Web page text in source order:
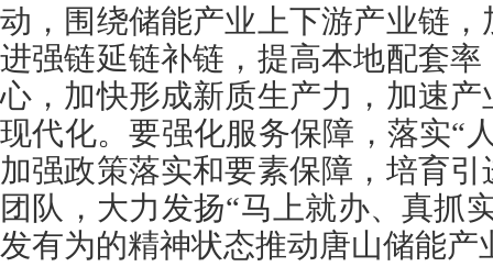
动，围绕储能产业上下游产业链
进强链延链补链，提高本地配套
心，加快形成新质生产力，加速
现代化。要强化服务保障，落实“
加强政策落实和要素保障，培育
团队，大力发扬“马上就办、真抓
发有为的精神状态推动唐山储能产